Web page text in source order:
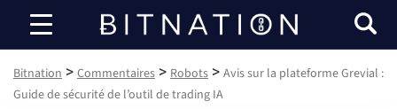
Bitnation
Bitnation > Commentaires > Robots > Avis sur la plateforme Grevial :
Guide de sécurité de l’outil de trading IA